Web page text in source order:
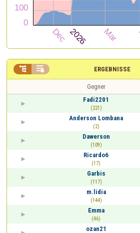
ERGEBNISSE
 
Gegner
Fadi2201
(221)
Anderson Lombana
(2)
Dawerson
(109)
Ricardo6
(17)
Garbis
(117)
m.lidia
(144)
Emma
(46)
ozan21